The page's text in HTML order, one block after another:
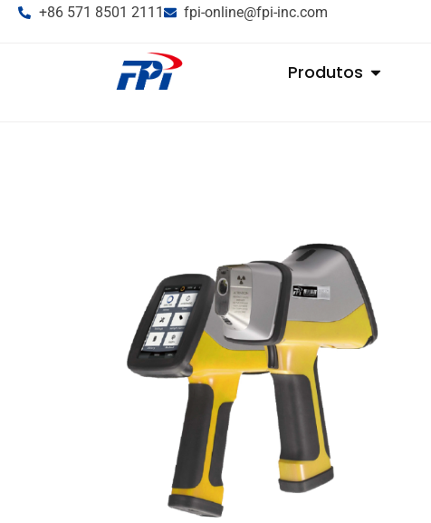
+86 571 8501 2111 fpi-online@fpi-inc.com
Produtos